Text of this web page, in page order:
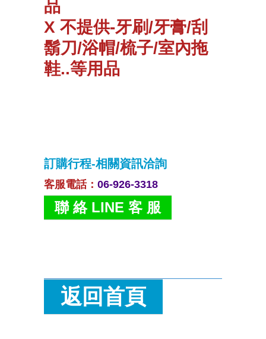
品
X 不提供-牙刷/牙膏/刮
鬍刀/浴帽/梳子/室內拖
鞋..等用品
訂購行程-相關資訊洽詢
客服電話： 06-926-3318
聯 絡 LINE 客 服
返回首頁